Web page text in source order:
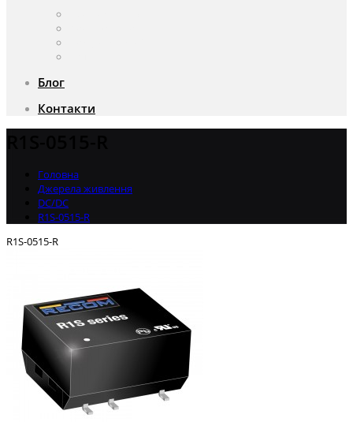
Блог
Контакти
Головна
Джерела живлення
DC/DC
R1S-0515-R
R1S-0515-R